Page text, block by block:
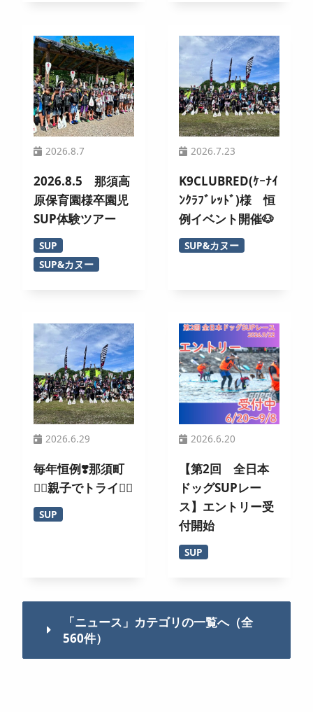
2026.8.7
2026.8.5 那須高
原保育園様卒園児
SUP体験ツアー
SUP
SUP&カヌー
2026.7.23
K9CLUBRED(ｹｰﾅｲ
ﾝｸﾗﾌﾞﾚｯﾄﾞ)様 恒
例イベント開催🐶
SUP&カヌー
2026.6.29
毎年恒例❣️那須町
🏄‍♀️親子でトライ🚣‍♂️
SUP
2026.6.20
【第2回 全日本
ドッグSUPレー
ス】エントリー受
付開始
SUP
「ニュース」カテゴリの一覧へ（全
560件）